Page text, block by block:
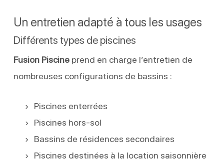
Un entretien adapté à tous les usages
Différents types de piscines
Fusion Piscineprend en charge l’entretien de
nombreuses configurations de bassins :
Piscines enterrées
Piscines hors-sol
Bassins de résidences secondaires
Piscines destinées à la location saisonnière